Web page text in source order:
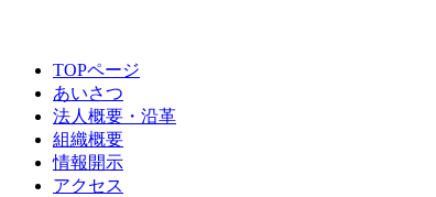
TOPページ
あいさつ
法人概要・沿革
組織概要
情報開示
アクセス